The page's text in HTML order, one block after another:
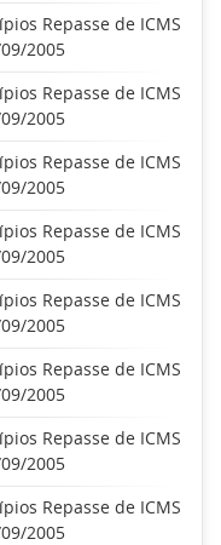
Repasse de ICMS
2005
Repasse de ICMS
2005
Repasse de ICMS
2005
Repasse de ICMS
2005
Repasse de ICMS
2005
Repasse de ICMS
2005
Repasse de ICMS
2005
Repasse de ICMS
2005